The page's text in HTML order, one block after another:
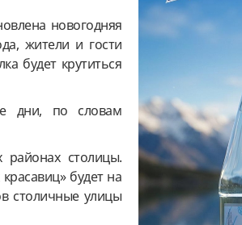
новогодняя
жители и гости
будет крутиться
дни, по словам
районах столицы.
будет на
столичные улицы